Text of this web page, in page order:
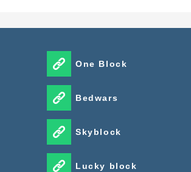
One Block
Bedwars
Skyblock
Lucky block